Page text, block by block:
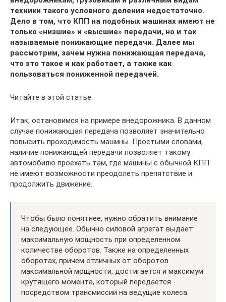
техники такого условного деления недостаточно.
Дело в том, что КПП на подобных машинах имеют не
только «низшие» и «высшие» передачи, но и так
называемые понижающие передачи. Далее мы
рассмотрим, зачем нужна понижающая передача,
что это такое и как работает, а также как
пользоваться пониженной передачей.
Читайте в этой статье
Итак, остановимся на примере внедорожника. В данном
случае понижающая передача позволяет значительно
повысить проходимость машины. Простыми словами,
наличие понижающей передачи позволяет такому
автомобилю проехать там, где машины с обычной КПП
не имеют возможности преодолеть препятствие и
продолжить движение.
Чтобы было понятнее, нужно обратить внимание
на следующее. Обычно силовой агрегат выдает
максимальную мощность при определенном
количестве оборотов. Также на определенных
оборотах, причем отличных от оборотов
максимальной мощности, достигается и максимум
крутящего момента, который передается
посредством трансмиссии на ведущие колеса.